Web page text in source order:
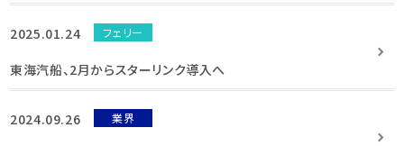
2025.01.24 フェリー
東海汽船、2月からスターリンク導入へ
2024.09.26 業界